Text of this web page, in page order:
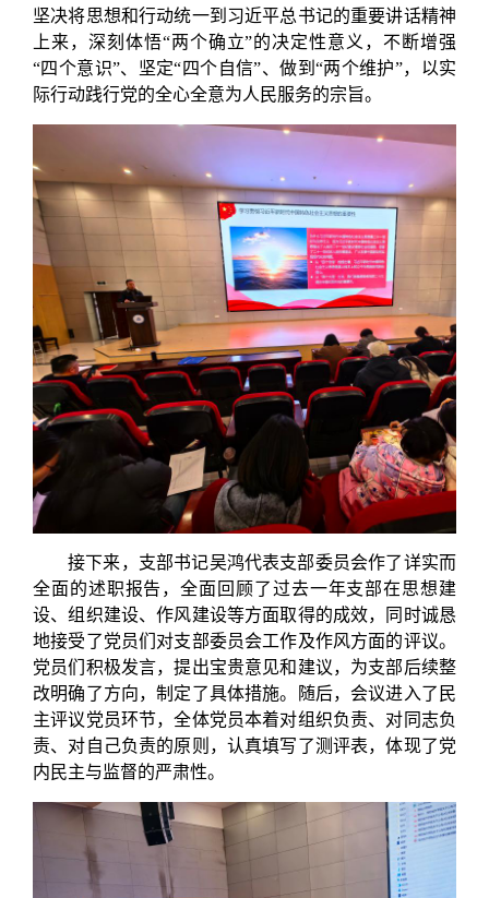
坚决将思想和行动统一到习近平总书记的重要讲话精神
上来，深刻体悟“两个确立”的决定性意义，不断增强
“四个意识”、坚定“四个自信”、做到“两个维护”，以实
际行动践行党的全心全意为人民服务的宗旨。
接下来，支部书记吴鸿代表支部委员会作了详实而
全面的述职报告，全面回顾了过去一年支部在思想建
设、组织建设、作风建设等方面取得的成效，同时诚恳
地接受了党员们对支部委员会工作及作风方面的评议。
党员们积极发言，提出宝贵意见和建议，为支部后续整
改明确了方向，制定了具体措施。随后，会议进入了民
主评议党员环节，全体党员本着对组织负责、对同志负
责、对自己负责的原则，认真填写了测评表，体现了党
内民主与监督的严肃性。